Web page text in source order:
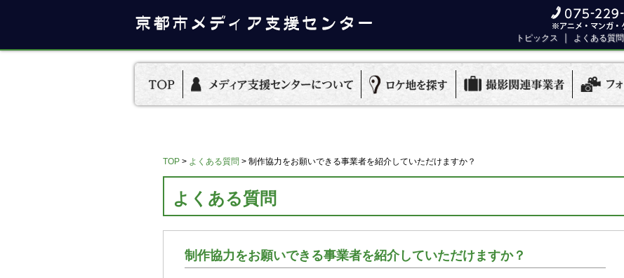
トピックス ｜ よくある質問
TOP > よくある質問 > 制作協力をお願いできる事業者を紹介していただけますか？
よくある質問
制作協力をお願いできる事業者を紹介していただけますか？